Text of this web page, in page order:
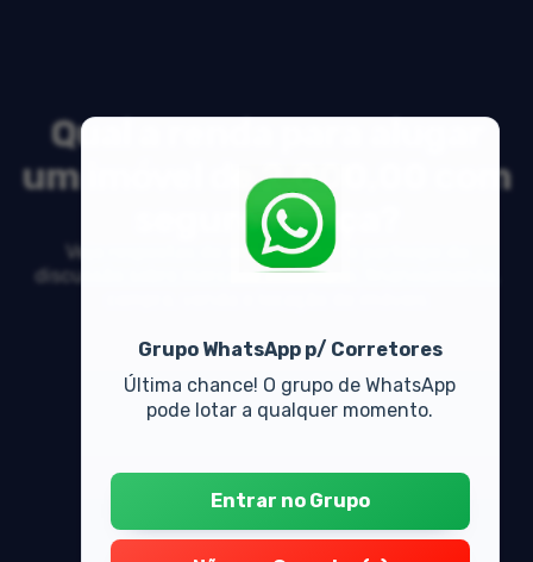
Grupo WhatsApp p/ Corretores
Última chance! O grupo de WhatsApp
pode lotar a qualquer momento.
Entrar no Grupo
Qual a renda para alugar
um imóvel de 2.000,00 com
seguro fiança?
Veja respostas de especialistas e participe da
discussão sobre mercado imobiliário, financiamento,